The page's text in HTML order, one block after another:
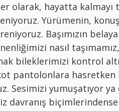
olarak, hayatta
Yürümenin,
Başımızın
nasıl
bileklerimizi kontrol
pantolonlara
Sesimizi yumuşatıyor ya
davranış biçimlerindense